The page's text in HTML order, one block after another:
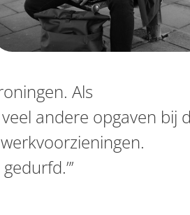
Als
andere opgaven bij